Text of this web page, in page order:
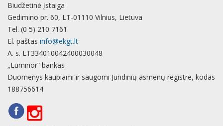
Biudžetinė įstaiga
Gedimino pr. 60, LT-01110 Vilnius, Lietuva
Tel. (0 5) 210 7161
El. paštas info@ekgt.lt
A. s. LT334010042400030048
„Luminor“ bankas
Duomenys kaupiami ir saugomi Juridinių asmenų registre, kodas
188756614